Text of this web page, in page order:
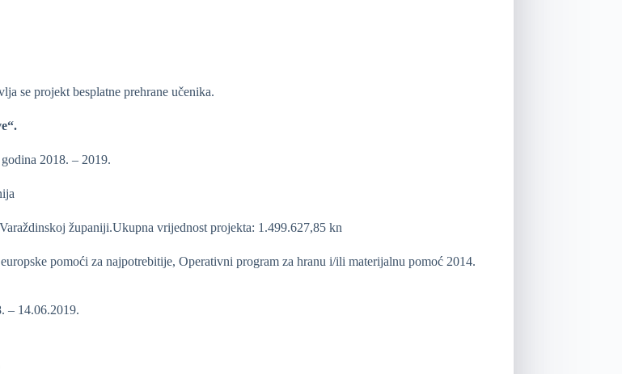
se projekt besplatne prehrane učenika.
2018. – 2019.
županiji.Ukupna vrijednost projekta: 1.499.627,85 kn
pomoći za najpotrebitije, Operativni program za hranu i/ili materijalnu pomoć 2014.
– 14.06.2019.